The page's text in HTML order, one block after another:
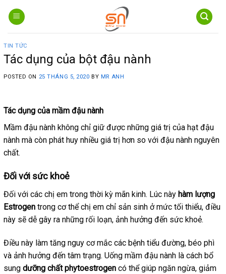
content
TIN TỨC
Tác dụng của bột đậu nành
POSTED ON 25 THÁNG 5, 2020 BY MR ANH
Tác dụng của mầm đậu nành
Mầm đậu nành không chỉ giữ được những giá trị của hạt đậu
nành mà còn phát huy nhiều giá trị hơn so với đậu nành nguyên
chất.
Đối với sức khoẻ
Đối với các chị em trong thời kỳ mãn kinh. Lúc này hàm lượng
Estrogen trong cơ thể chị em chỉ sản sinh ở mức tối thiểu, điều
này sẽ dễ gây ra những rối loạn, ảnh hưởng đến sức khoẻ.
Điều này làm tăng nguy cơ mắc các bệnh tiểu đường, béo phì
và ảnh hưởng đến tâm trạng. Uống mầm đậu nành là cách bổ
sung dưỡng chất phytoestrogen có thể giúp ngăn ngừa, giảm